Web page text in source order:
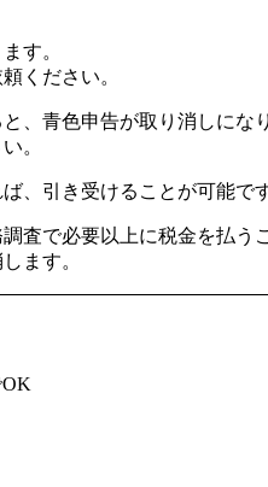
す。
ください。
青色申告が取り消しになり
。
、引き受けることが可能です
必要以上に税金を払う
ます。